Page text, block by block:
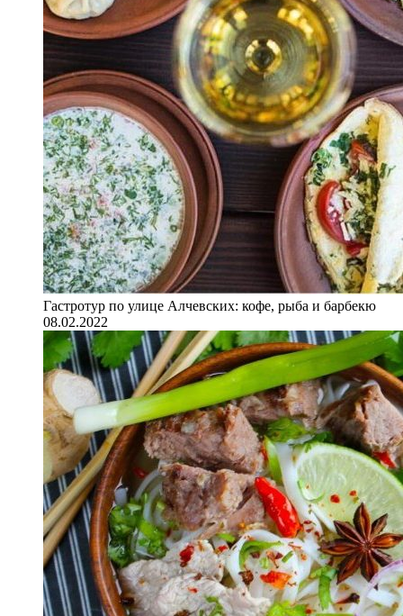
Гастротур по улице Алчевских: кофе, рыба и барбекю
08.02.2022